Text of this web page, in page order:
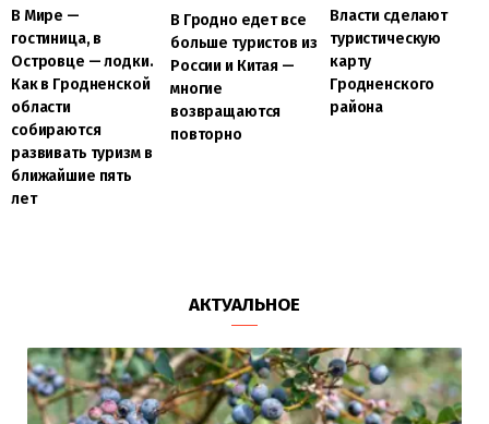
В Мире —
гостиница, в
Островце — лодки.
Как в Гродненской
области
собираются
развивать туризм в
ближайшие пять
лет
В Гродно едет все
больше туристов из
России и Китая —
многие
возвращаются
повторно
Власти сделают
туристическую
карту
Гродненского
района
АКТУАЛЬНОЕ